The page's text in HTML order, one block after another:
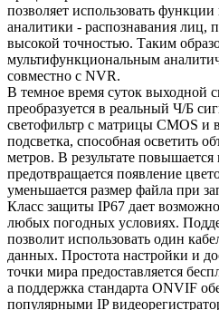
позволяет использовать функции
аналитики - распознавания лиц,
высокой точностью. Таким
мультифункциональным
совместно с NVR.
В темное время суток выходной
преобразуется в реальный Ч/Б
светофильтр с матрицы CMOS и
подсветка, способная осветить
метров. В результате повышается
предотвращается появление
уменьшается размер файла при
Класс защиты IP67 дает
любых погодных условиях.
позволит использовать один
данных. Простота настройки и
точки мира предоставляется
а поддержка стандарта ONVIF
популярными IP